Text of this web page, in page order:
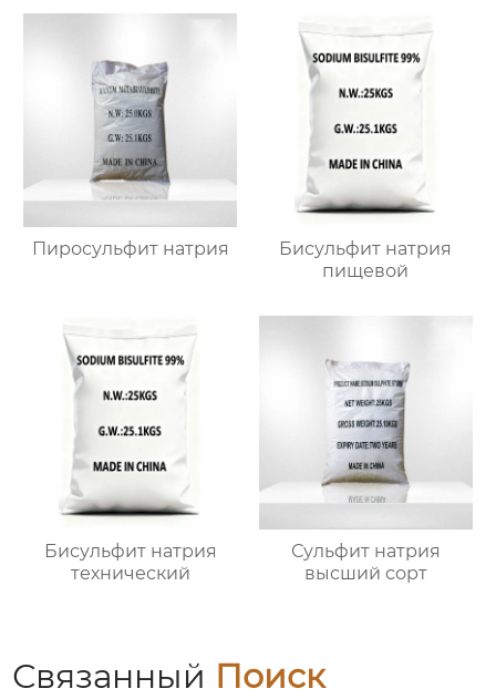
Пиросульфит натрия
Бисульфит натрия
пищевой
Бисульфит натрия
технический
Сульфит натрия
высший сорт
Связанный Поиск